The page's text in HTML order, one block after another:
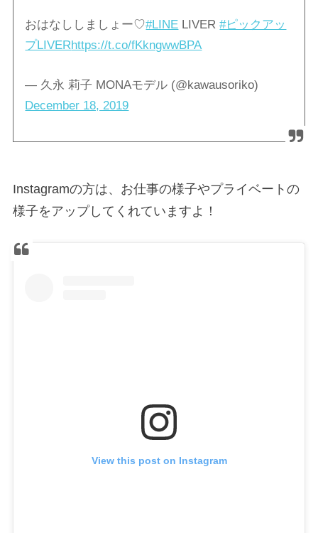
おはなししましょー♡#LINE LIVER#ピックアッ
プLIVERhttps://t.co/fKkngwwBPA
— 久永 莉子 MONAモデル (@kawausoriko)
December 18, 2019
Instagramの方は、お仕事の様子やプライベートの
様子をアップしてくれていますよ！
View this post on Instagram